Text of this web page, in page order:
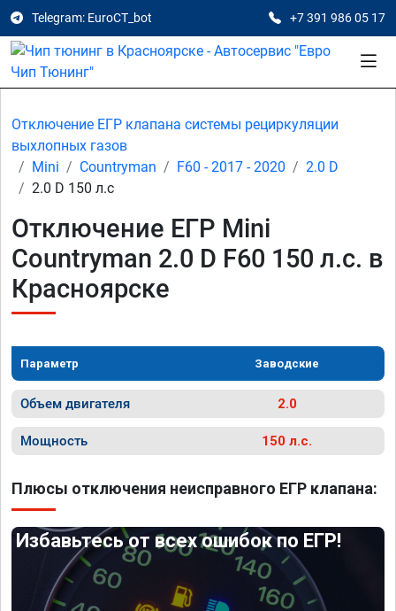
Telegram: EuroCT_bot +7 391 986 05 17
Отключение ЕГР клапана системы рециркуляции
выхлопных газов
Mini
Countryman F60 - 2017 - 2020
2.0 D
2.0 D 150 л.с
Отключение ЕГР Mini
Countryman 2.0 D F60 150 л.с. в
Красноярске
Параметр Заводские
Объем двигателя 2.0
Мощность 150 л.с.
Плюсы отключения неисправного ЕГР клапана:
Избавьтесь от всех ошибок по ЕГР!